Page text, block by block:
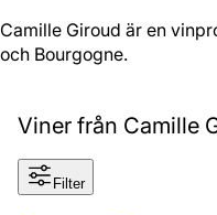
Camille Giroud är en
och Bourgogne.
Viner från Camille
Filter